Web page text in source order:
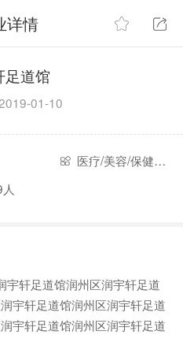
详情
足道馆
01-10
医疗/美容/保健/卫生
宇轩足道馆润州区润宇轩足道
宇轩足道馆润州区润宇轩足道
宇轩足道馆润州区润宇轩足道